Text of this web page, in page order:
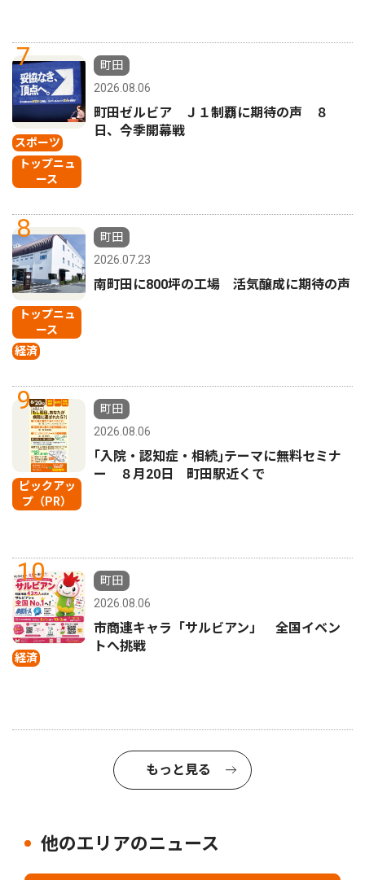
7
スポーツ
トップニュ
ース
町田
2026.08.06
町田ゼルビア Ｊ１制覇に期待の声 ８
日、今季開幕戦
8
トップニュ
ース
経済
町田
2026.07.23
南町田に800坪の工場 活気醸成に期待の声
9
ピックアッ
プ（PR）
町田
2026.08.06
｢入院・認知症・相続｣テーマに無料セミナ
ー ８月20日 町田駅近くで
10
経済
町田
2026.08.06
市商連キャラ「サルビアン」 全国イベン
トへ挑戦
もっと見る
他のエリアのニュース